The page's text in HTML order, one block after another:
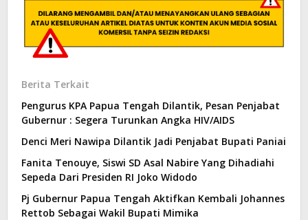
Berita Terkait
Pengurus KPA Papua Tengah Dilantik, Pesan Penjabat
Gubernur : Segera Turunkan Angka HIV/AIDS
Denci Meri Nawipa Dilantik Jadi Penjabat Bupati Paniai
Fanita Tenouye, Siswi SD Asal Nabire Yang Dihadiahi
Sepeda Dari Presiden RI Joko Widodo
Pj Gubernur Papua Tengah Aktifkan Kembali Johannes
Rettob Sebagai Wakil Bupati Mimika